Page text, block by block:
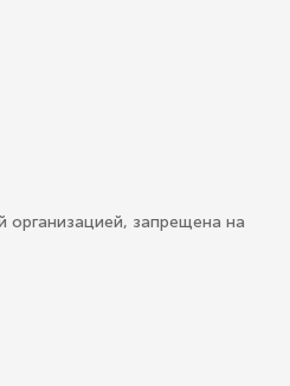
организацией, запрещена на